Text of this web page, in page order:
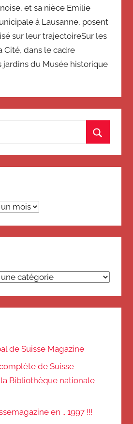
et sa nièce Emilie
à Lausanne, posent
sur leur trajectoireSur les
Cité, dans le cadre
jardins du Musée historique
de Suisse Magazine
de Suisse
Bibliothèque nationale
en .. 1997 !!!